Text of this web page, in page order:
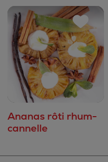
Ananas rôti rhum-
cannelle